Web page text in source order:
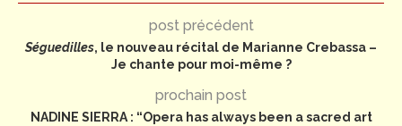
post précédent
Séguedilles, le nouveau récital de Marianne Crebassa –
Je chante pour moi-même ?
prochain post
NADINE SIERRA : “Opera has always been a sacred art